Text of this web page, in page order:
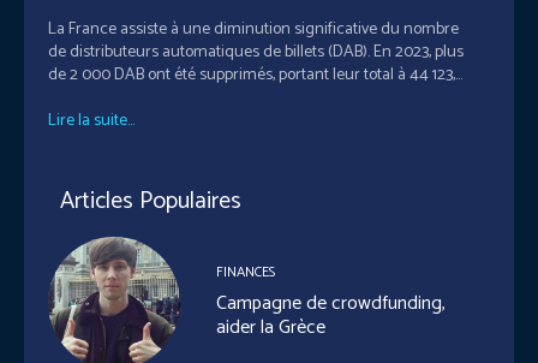
​La France assiste à une diminution significative du nombre
de distributeurs automatiques de billets (DAB). En 2023, plus
de 2 000 DAB ont été supprimés, portant leur total à 44 123,...
Lire la suite...
Articles Populaires
FINANCES
Campagne de crowdfunding,
aider la Grèce